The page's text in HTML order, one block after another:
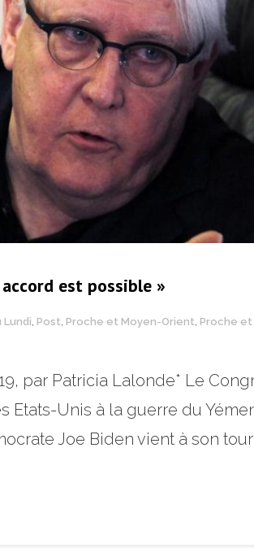
est possible »
Lundi, Post, Proche et Moyen-Orient, Proche
par Patricia Lalonde* Le
Etats-Unis à la guerre du
Joe Biden vient à son